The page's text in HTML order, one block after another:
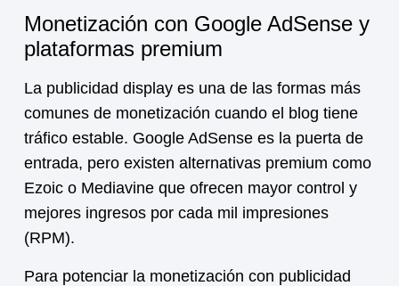
Monetización con Google AdSense y
plataformas premium
La publicidad display es una de las formas más
comunes de monetización cuando el blog tiene
tráfico estable. Google AdSense es la puerta de
entrada, pero existen alternativas premium como
Ezoic o Mediavine que ofrecen mayor control y
mejores ingresos por cada mil impresiones
(RPM).
Para potenciar la monetización con publicidad